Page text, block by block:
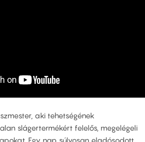
aki tehetségének
slágertermékért felelős, megelégeli
Egy nap súlyosan eladósodott